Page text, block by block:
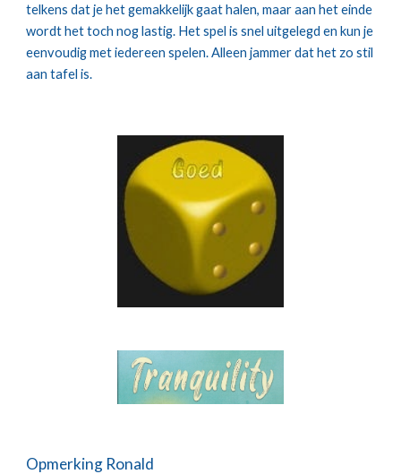
telkens dat je het gemakkelijk gaat halen, maar aan het einde
wordt het toch nog lastig. Het spel is snel uitgelegd en kun je
eenvoudig met iedereen spelen. Alleen jammer dat het zo stil
aan tafel is.
Opmerking Ronald